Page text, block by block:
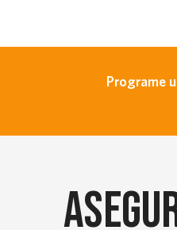
Programe